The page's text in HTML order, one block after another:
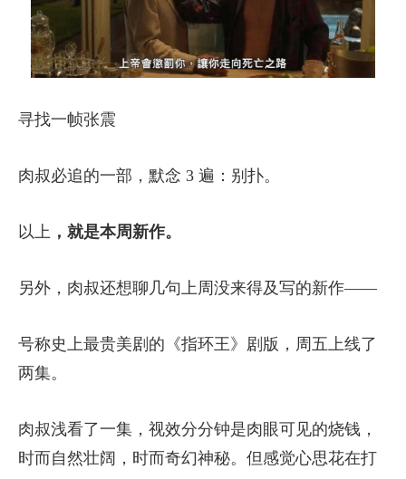
寻找一帧张震
肉叔必追的一部，默念 3 遍：别扑。
以上 ，就是本周新作。
另外，肉叔还想聊几句上周没来得及写的新作——
号称史上最贵美剧的《指环王》剧版，周五上线了
两集。
肉叔浅看了一集，视效分分钟是肉眼可见的烧钱，
时而自然壮阔，时而奇幻神秘。但感觉心思花在打